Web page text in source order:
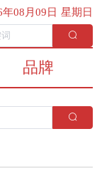
年08月09日 星期日
7月11日拉开战幕
品牌